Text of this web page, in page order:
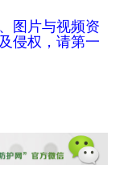
图片与视频资
侵权，请第一